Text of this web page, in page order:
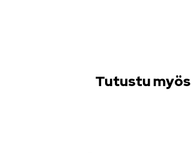
Tutustu myös